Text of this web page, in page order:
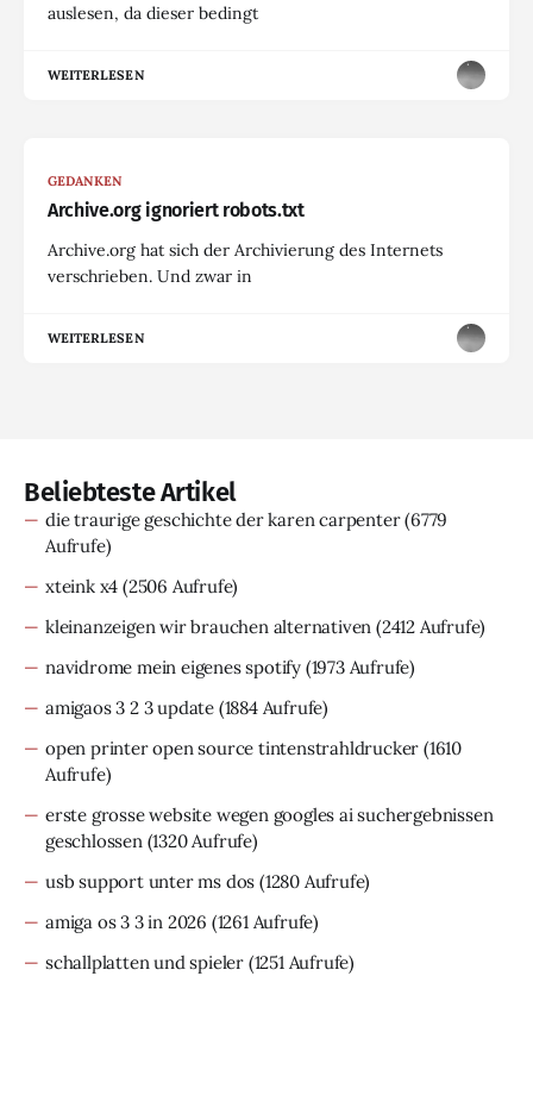
auslesen, da dieser bedingt
WEITERLESEN
GEDANKEN
Archive.org ignoriert robots.txt
Archive.org hat sich der Archivierung des Internets
verschrieben. Und zwar in
WEITERLESEN
Beliebteste Artikel
die traurige geschichte der karen carpenter(6779
Aufrufe)
xteink x4 (2506 Aufrufe)
kleinanzeigen wir brauchen alternativen (2412 Aufrufe)
navidrome mein eigenes spotify (1973 Aufrufe)
amigaos 3 2 3 update (1884 Aufrufe)
open printer open source tintenstrahldrucker (1610
Aufrufe)
erste grosse website wegen googles ai suchergebnissen
geschlossen (1320 Aufrufe)
usb support unter ms dos (1280 Aufrufe)
amiga os 3 3 in 2026 (1261 Aufrufe)
schallplatten und spieler (1251 Aufrufe)